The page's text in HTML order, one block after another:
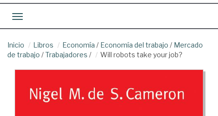
Toggle navigation
Inicio Libros Economía / Economía del trabajo / Mercado
de trabajo /Trabajadores / Will robots take your job?